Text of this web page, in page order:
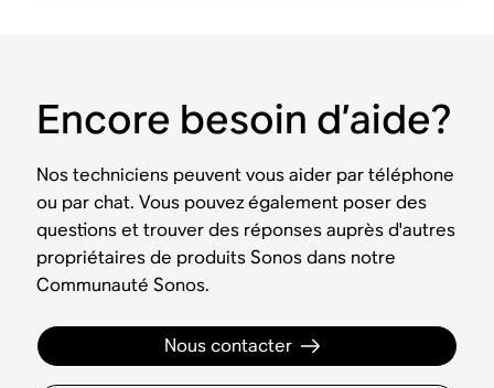
Encore besoin d’aide?
Nos techniciens peuvent vous aider par téléphone
ou par chat. Vous pouvez également poser des
questions et trouver des réponses auprès d'autres
propriétaires de produits Sonos dans notre
Communauté Sonos.
Nous contacter